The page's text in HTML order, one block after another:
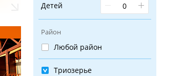
Детей
Район
Любой район
Триозерье